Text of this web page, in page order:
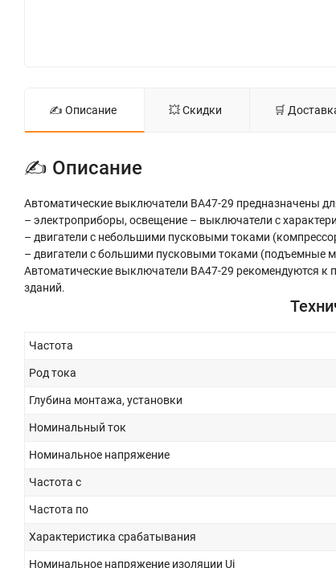
✍ Описание 💥 Скидки 🛒
✍ Описание
Автоматические выключатели ВА47-29 предназначены
– электроприборы, освещение – выключатели с
– двигатели с небольшими пусковыми токами
– двигатели с большими пусковыми токами (подъемные
Автоматические выключатели ВА47-29 рекомендуются к
зданий.
Частота
Род тока
Глубина монтажа, установки
Номинальный ток
Номинальное напряжение
Частота с
Частота по
Характеристика срабатывания
Номинальное напряжение изоляции Ui